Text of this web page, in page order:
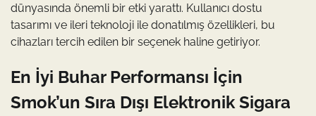
dünyasında önemli bir etki yarattı. Kullanıcı dostu
tasarımı ve ileri teknoloji ile donatılmış özellikleri, bu
cihazları tercih edilen bir seçenek haline getiriyor.
En İyi Buhar Performansı İçin
Smok’un Sıra Dışı Elektronik Sigara